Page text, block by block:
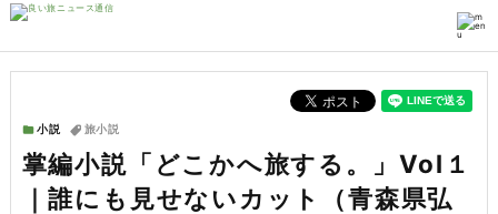
小説 旅小説
掌編小説「どこかへ旅する。」Vol１
｜誰にも見せないカット（青森県弘